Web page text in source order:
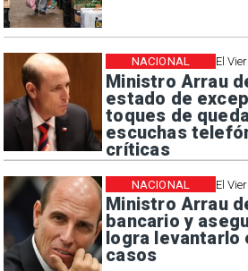
El
Ministro Arrau
estado de
toques de
escuchas
críticas
NACIONAL
El
Ministro Arrau
bancario y
logra levantarlo
casos
NACIONAL